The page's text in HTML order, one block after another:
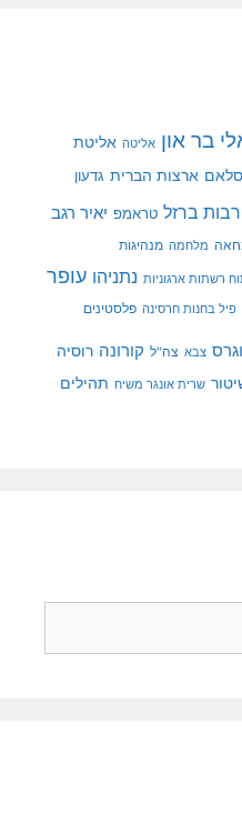
בר און אליטה אליטת
ארצות הברית גדעון
ברזל טראמפ יאיר רגב
מלחמה מנהיגות
רשתות ארגוניות נתניהו עופר
פיל בחנות חרסינה פלסטינים
צבא צה"ל קורונה רוסיה
שרית אונגר משיח תהילים